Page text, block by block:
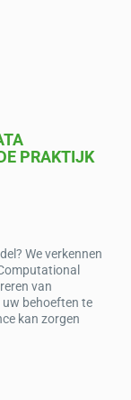
PRAKTIJK
We verkennen
van
behoeften te
kan zorgen